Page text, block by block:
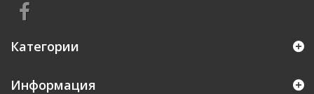
Категории
Информация